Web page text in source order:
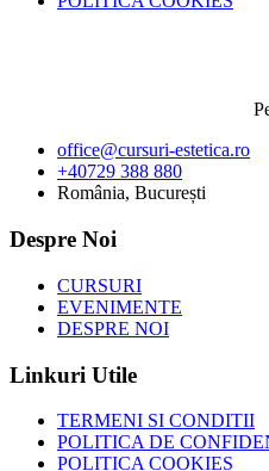
office@cursuri-estetica.ro
+40729 388 880
România, București
Despre Noi
CURSURI
EVENIMENTE
DESPRE NOI
Linkuri Utile
TERMENI SI CONDITII
POLITICA DE
POLITICA COOKIES